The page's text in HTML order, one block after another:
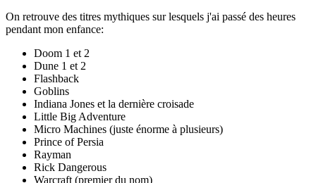
On retrouve des titres mythiques sur lesquels j'ai passé des heures
pendant mon enfance:
Doom 1 et 2
Dune 1 et 2
Flashback
Goblins
Indiana Jones et la dernière croisade
Little Big Adventure
Micro Machines (juste énorme à plusieurs)
Prince of Persia
Rayman
Rick Dangerous
Warcraft (premier du nom)